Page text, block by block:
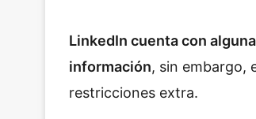
LinkedIn cuenta con
información, sin embargo,
restricciones extra.